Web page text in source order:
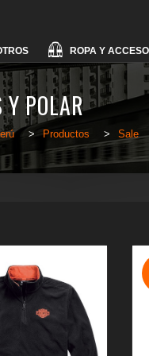
ROPA Y
Y POLAR
> Productos > Sale